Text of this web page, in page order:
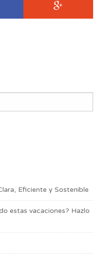
Eficiente y Sostenible
estas vacaciones? Hazlo